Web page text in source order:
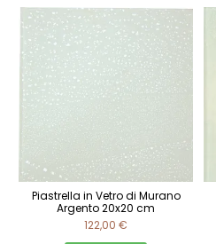
Piastrella in Vetro di Murano
Argento 20x20 cm
122,00 €